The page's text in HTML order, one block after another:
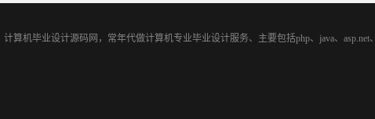
计算机毕业设计源码网，常年代做计算机专业毕业设计服务、主要包括php、java、